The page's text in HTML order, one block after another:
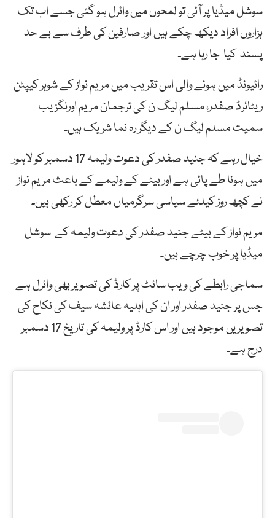
سوشل میڈیا پر آئی تو لمحوں میں وائرل ہو گئی جسے اب تک
ہزاروں افراد دیکھ چکے ہیں اور صارفین کی طرف سے بے حد
پسند کیا جا رہا ہے۔
رائیونڈ میں ہونے والی اس تقریب میں مریم نواز کے شوہر کیپٹن
ریٹائرڈ صفدر، مسلم لیگ ن کی ترجمان مریم اورنگزیب
سمیت مسلم لیگ ن کے دیگر رہ نما شریک ہیں۔
خیال رہے کہ جنید صفدر کی دعوت ولیمہ 17 دسمبر کو لاہور
میں ہونا طے پائی ہے اور بیٹے کے ولیمے کے باعث مریم نواز
نے کچھ روز کیلئے سیاسی سرگرمیاں معطل کر رکھی ہیں۔
مریم نواز کے بیٹے جنید صفدر کی دعوت ولیمہ کے سوشل
میڈیا پر خوب چرچے ہیں۔
سماجی رابطے کی ویب سائٹ پر کارڈ کی تصویر بھی وائرل ہے
جس پر جنید صفدر اور ان کی اہلیہ عائشہ سیف کی نکاح کی
تصویریں موجود ہیں اور اس کارڈ پر ولیمہ کی تاریخ 17 دسمبر
درج ہے۔